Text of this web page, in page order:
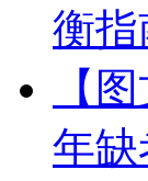
衡指
【
年缺